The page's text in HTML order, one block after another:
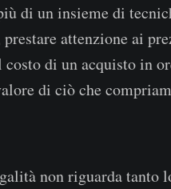
di un insieme di
attenzione ai
costo di un acquisto in
di ciò che
non riguarda tanto